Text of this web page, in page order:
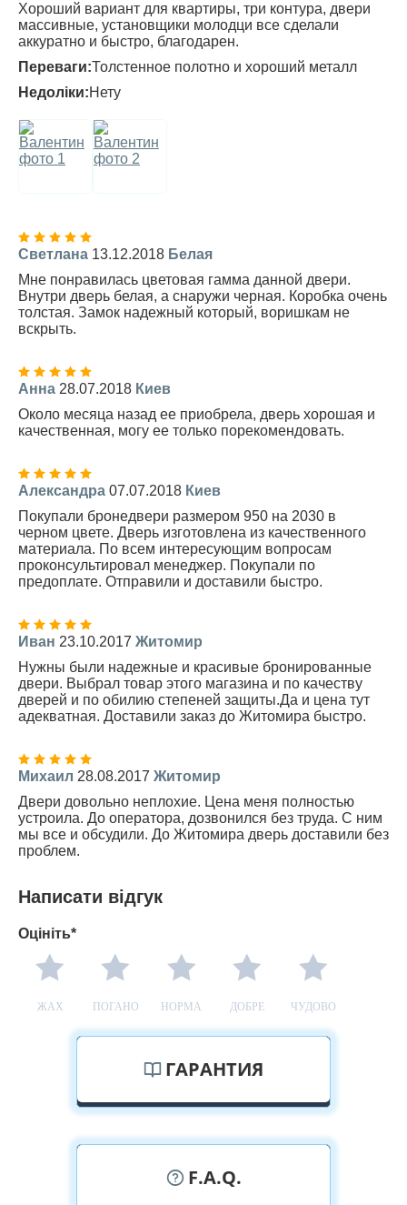
Хороший вариант для квартиры, три контура, двери
массивные, установщики молодци все сделали
аккуратно и быстро, благодарен.
Переваги:Толстенное полотно и хороший металл
Недоліки:Нету
Светлана 13.12.2018 Белая
Мне понравилась цветовая гамма данной двери.
Внутри дверь белая, а снаружи черная. Коробка очень
толстая. Замок надежный который, воришкам не
вскрыть.
Анна 28.07.2018 Киев
Около месяца назад ее приобрела, дверь хорошая и
качественная, могу ее только порекомендовать.
Александра 07.07.2018 Киев
Покупали бронедвери размером 950 на 2030 в
черном цвете. Дверь изготовлена из качественного
материала. По всем интересующим вопросам
проконсультировал менеджер. Покупали по
предоплате. Отправили и доставили быстро.
Иван 23.10.2017 Житомир
Нужны были надежные и красивые бронированные
двери. Выбрал товар этого магазина и по качеству
дверей и по обилию степеней защиты.Да и цена тут
адекватная. Доставили заказ до Житомира быстро.
Михаил 28.08.2017 Житомир
Двери довольно неплохие. Цена меня полностью
устроила. До оператора, дозвонился без труда. С ним
мы все и обсудили. До Житомира дверь доставили без
проблем.
Написати відгук
Оцініть*
ЖАХ ПОГАНО НОРМА ДОБРЕ ЧУДОВО
ГАРАНТИЯ
F.A.Q.